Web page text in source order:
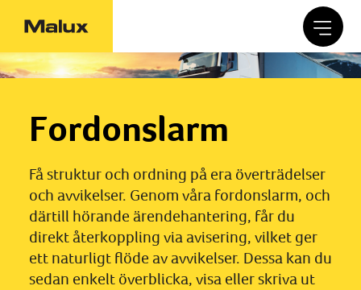
Fordonslarm
Få struktur och ordning på era överträdelser
och avvikelser. Genom våra fordonslarm, och
därtill hörande ärendehantering, får du
direkt återkoppling via avisering, vilket ger
ett naturligt flöde av avvikelser. Dessa kan du
sedan enkelt överblicka, visa eller skriva ut